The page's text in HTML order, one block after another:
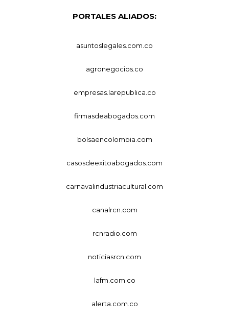
PORTALES ALIADOS:
asuntoslegales.com.co
agronegocios.co
empresas.larepublica.co
firmasdeabogados.com
bolsaencolombia.com
casosdeexitoabogados.com
carnavalindustriacultural.com
canalrcn.com
rcnradio.com
noticiasrcn.com
lafm.com.co
alerta.com.co